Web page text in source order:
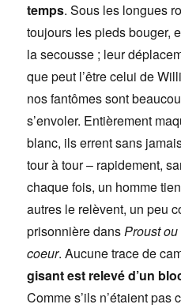
temps. Sous les longues
toujours les pieds bouger,
la secousse ; leur
que peut l’être celui de
nos fantômes sont
s’envoler. Entièrement
blanc, ils errent sans
tour à tour – rapidement,
chaque fois, un homme
autres le relèvent, un peu
prisonnière dansProust
coeur. Aucune trace de
gisant est relevé d’un
Comme s’ils n’étaient